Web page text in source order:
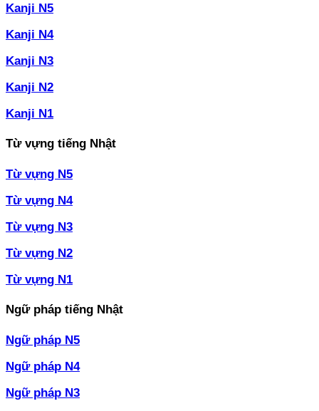
Kanji N5
Kanji N4
Kanji N3
Kanji N2
Kanji N1
Từ vựng tiếng Nhật
Từ vựng N5
Từ vựng N4
Từ vựng N3
Từ vựng N2
Từ vựng N1
Ngữ pháp tiếng Nhật
Ngữ pháp N5
Ngữ pháp N4
Ngữ pháp N3